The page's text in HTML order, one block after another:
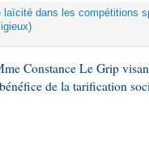
laïcité dans les compétitions
Constance Le Grip
de la tarification